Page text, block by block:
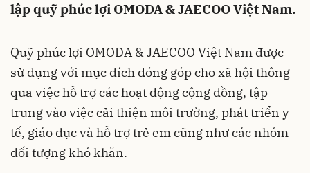
lập quỹ phúc lợi OMODA & JAECOO Việt Nam.
Quỹ phúc lợi OMODA & JAECOO Việt Nam được
sử dụng với mục đích đóng góp cho xã hội thông
qua việc hỗ trợ các hoạt động cộng đồng, tập
trung vào việc cải thiện môi trường, phát triển y
tế, giáo dục và hỗ trợ trẻ em cũng như các nhóm
đối tượng khó khăn.